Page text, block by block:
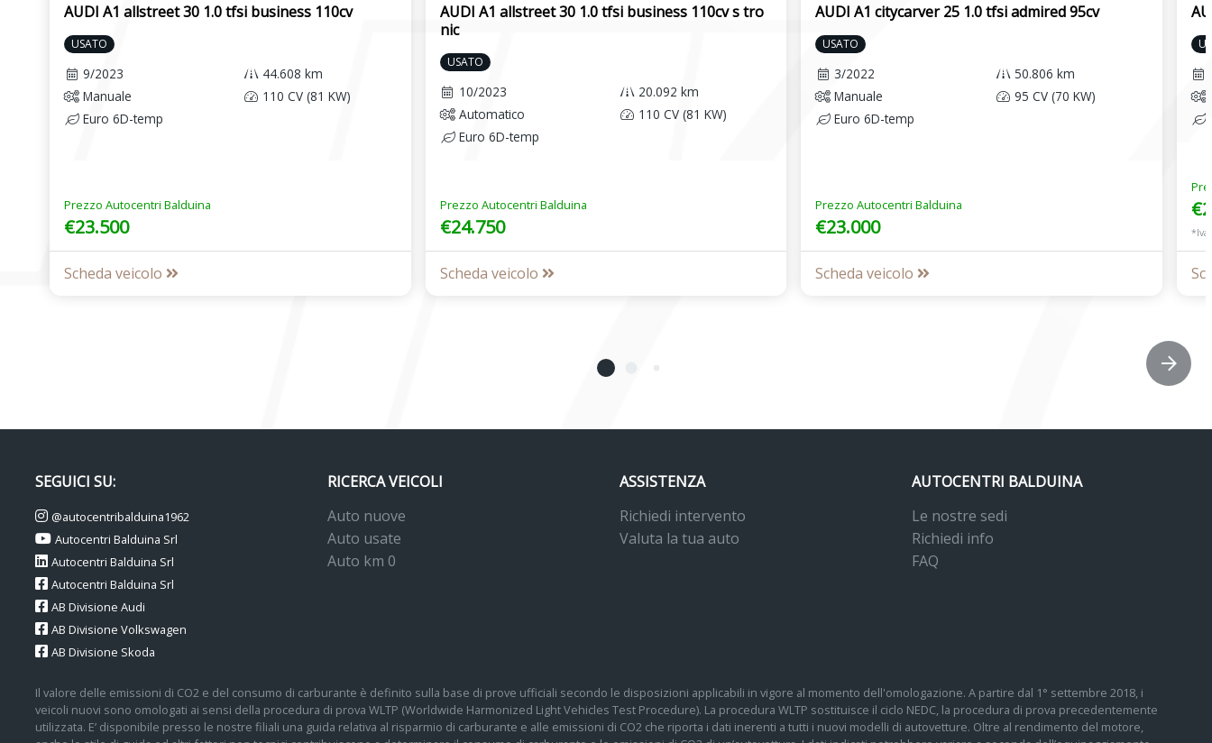
AUDI A1 allstreet 30 1.0 tfsi business 110cv
USATO
9/2023
44.608 km
Manuale
110 CV (81 KW)
Euro 6D-temp
Prezzo Autocentri Balduina
€23.500
Scheda veicolo
AUDI A1 allstreet 30 1.0 tfsi business 110cv s tro
nic
USATO
10/2023
20.092 km
Automatico
110 CV (81 KW)
Euro 6D-temp
Prezzo Autocentri Balduina
€24.750
Scheda veicolo
AUDI A1 citycarver 25 1.0 tfsi admired 95cv
USATO
3/2022
50.806 km
Manuale
95 CV (70 KW)
Euro 6D-temp
Prezzo Autocentri Balduina
€23.000
Scheda veicolo
*Iva
SEGUICI SU:
@autocentribalduina1962
Autocentri Balduina Srl
Autocentri Balduina Srl
Autocentri Balduina Srl
AB Divisione Audi
AB Divisione Volkswagen
AB Divisione Skoda
RICERCA VEICOLI
Auto nuove
Auto usate
Auto km 0
ASSISTENZA
Richiedi intervento
Valuta la tua auto
AUTOCENTRI BALDUINA
Le nostre sedi
Richiedi info
FAQ
Il valore delle emissioni di CO2 e del consumo di carburante è definito sulla base di prove ufficiali secondo le disposizioni applicabili in vigore al momento dell'omologazione. A partire dal 1° settembre 2018, i
veicoli nuovi sono omologati ai sensi della procedura di prova WLTP (Worldwide Harmonized Light Vehicles Test Procedure). La procedura WLTP sostituisce il ciclo NEDC, la procedura di prova precedentemente
utilizzata. E’ disponibile presso le nostre filiali una guida relativa al risparmio di carburante e alle emissioni di CO2 che riporta i dati inerenti a tutti i nuovi modelli di autovetture. Oltre al rendimento del motore,